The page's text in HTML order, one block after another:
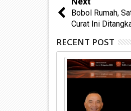
Bobol Rumah,
Curat Ini
RECENT POST